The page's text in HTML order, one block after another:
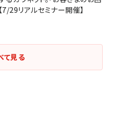
7/29リアルセミナー開催】
て見る